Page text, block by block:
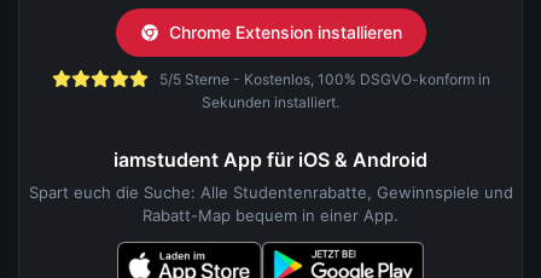
Chrome Extension installieren
5/5 Sterne - Kostenlos, 100% DSGVO-konform in
Sekunden installiert.
iamstudent App für iOS & Android
Spart euch die Suche: Alle Studentenrabatte, Gewinnspiele und
Rabatt-Map bequem in einer App.